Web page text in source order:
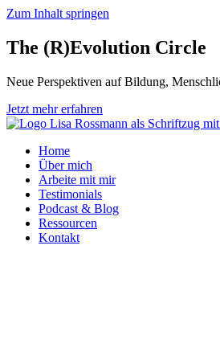
Zum Inhalt springen
The (R)Evolution Circle
Neue Perspektiven auf Bildung,
Jetzt mehr erfahren
Home
Über mich
Arbeite mit mir
Testimonials
Podcast & Blog
Ressourcen
Kontakt